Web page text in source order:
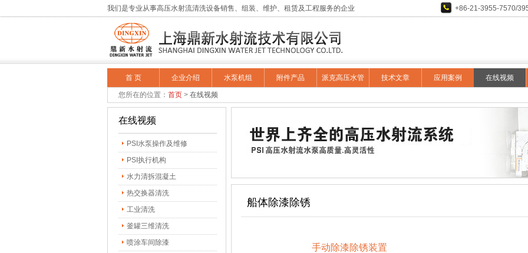
我们是专业从事高压水射流清洗设备销售、组装、维护、租赁及工程服务的企业 +86-21-3955-7570/
首 页 企业介绍 水泵机组 附件产品 派克高压水管 技术文章 应用案例 在线视频
您所在的位置： 首页 > 在线视频
在线视频
PSI水泵操作及维修
PSI执行机构
水力清拆混凝土
热交换器清洗
工业清洗
釜罐三维清洗
喷涂车间除漆
船体除漆除锈
手动除漆除锈装置